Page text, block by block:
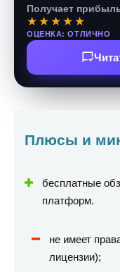
Получает
★★★★★
ОЦЕНКА: ОТЛИЧНО
Плюсы и
бесплатные
платформ.
не имеет
лицензии);